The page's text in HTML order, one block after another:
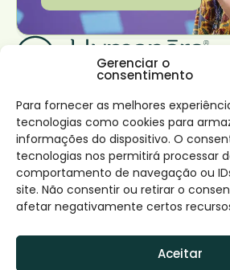
Gerenciar o
consentimento
Para fornecer as melhores
tecnologias como cookies para
informações do dispositivo. O
tecnologias nos permitirá processar
comportamento de navegação ou
site. Não consentir ou retirar o
afetar negativamente certos
Aceitar
Sobre nós
Impacto
Canal de denúncia e
Política
Conteúdos
Blog
Transformar seu
Nossas soluções
Desenvolvimento de
líderes virtuosos
Desenvolvimento
interior
Design de times e
potencialização de
impacto